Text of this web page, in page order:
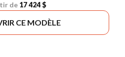
de 17 424 $
CE MODÈLE